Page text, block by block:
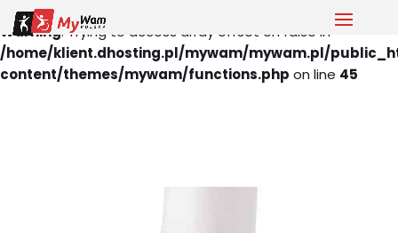
Warning: Trying to access array offset on false in
/home/klient.dhosting.pl/mywam/mywam.pl/
content/themes/mywam/functions.php on line 45